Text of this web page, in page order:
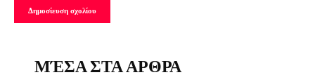
ΜΈΣΑ ΣΤΑ ΑΡΘΡΑ